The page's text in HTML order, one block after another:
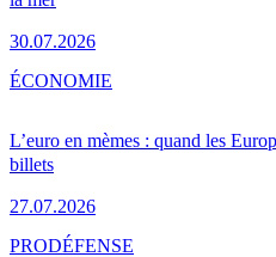
30.07.2026
L’euro en mèmes : quand les
billets
27.07.2026
ÉCONOMIE
PRODÉFENSE